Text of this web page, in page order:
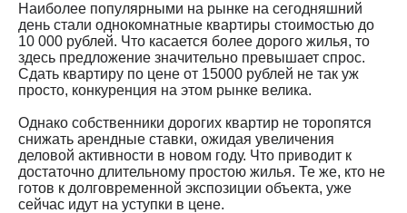
Наиболее популярными на рынке на сегодняшний
день стали однокомнатные квартиры стоимостью до
10 000 рублей. Что касается более дорого жилья, то
здесь предложение значительно превышает спрос.
Сдать квартиру по цене от 15000 рублей не так уж
просто, конкуренция на этом рынке велика.
Однако собственники дорогих квартир не торопятся
снижать арендные ставки, ожидая увеличения
деловой активности в новом году. Что приводит к
достаточно длительному простою жилья. Те же, кто не
готов к долговременной экспозиции объекта, уже
сейчас идут на уступки в цене.